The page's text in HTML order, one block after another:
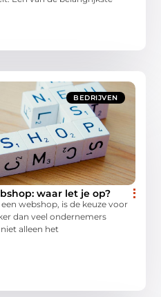
BEDRIJVEN
waar let je op?
webshop, is de keuze voor
dan veel ondernemers
alleen het